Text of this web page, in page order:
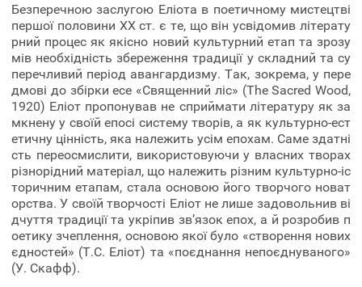
Безперечною заслугою Еліота в поетичному мистецтві
першої половини XX ст. є те, що він усвідомив літерату
рний процес як якісно новий культурний етап та зрозу
мів необхідність збереження традиції у складний та су
перечливий період авангардизму. Так, зокрема, у пере
дмові до збірки есе «Священний ліс» (The Sacred Wood,
1920) Еліот пропонував не сприймати літературу як за
мкнену у своїй епосі систему творів, а як культурно-ест
етичну цінність, яка належить усім епохам. Саме здатні
сть переосмислити, використовуючи у власних творах
різнорідний матеріал, що належить різним культурно-іс
торичним етапам, стала основою його творчого новат
орства. У своїй творчості Еліот не лише задовольнив ві
дчуття традиції та укріпив зв’язок епох, а й розробив п
оетику зчеплення, основою якої було «створення нових
єдностей» (Т.С. Еліот) та «поєднання непоєднуваного»
(У. Скафф).